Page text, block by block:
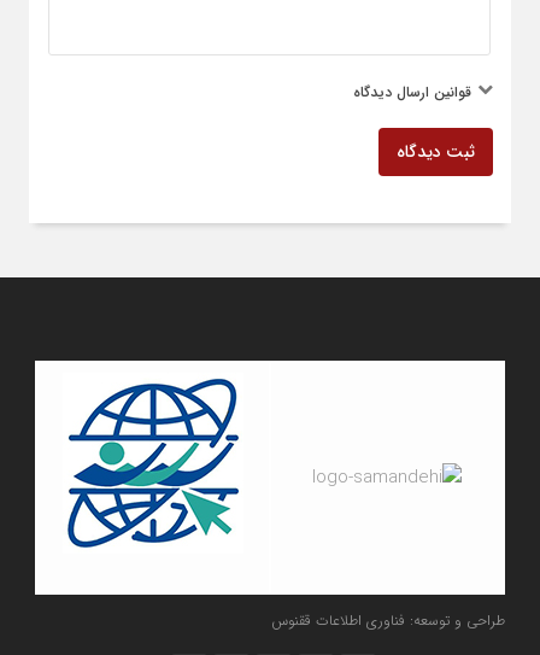
قوانین ارسال دیدگاه
ثبت دیدگاه
طراحی و توسعه: فناوری اطلاعات ققنوس